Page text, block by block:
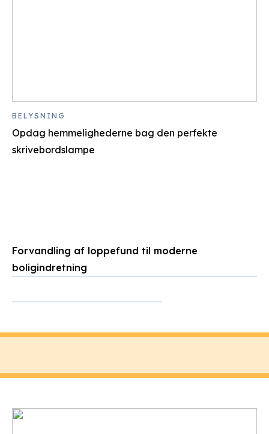
Opdag hemmelighederne bag den perfekte
skrivebordslampe
BELYSNING
Forvandling af loppefund til moderne
boligindretning